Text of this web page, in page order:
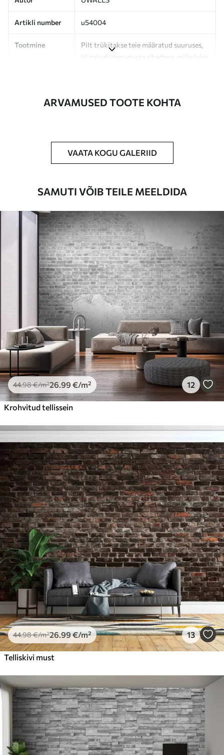
Artikli number u54004
Tootmine
Pilt trükitakse teie määratud suuruses,
lõigatud ühesuguste ribadena, mille laius
Saadaolevad materjalid
Standard
26.99€/m²
Premium
34.00€/m²
Premium vinüül
39 .00 € /m²
Peel and Stick
€/m²
ARVAMUSED TOOTE KOHTA
VAATA KOGU GALERIID
SAMUTI VÕIB TEILE MEELDIDA
44.98€/m²26 .99 €/m² 12
Krohvitud tellissein
44.98€/m²26.99 €/m² 13
Telliskivi must